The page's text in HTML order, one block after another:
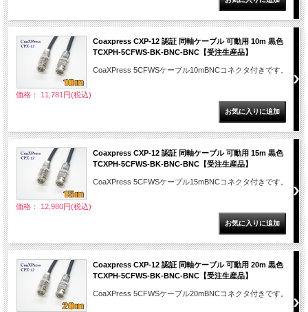
Coaxpress CXP-12 認証 同軸ケーブル 可動用 10m 黒色
TCXPH-5CFWS-BK-BNC-BNC【受注生産品】
CoaXPress 5CFWSケーブル10mBNCコネクタ付きです。
価格： 11,781円(税込)
Coaxpress CXP-12 認証 同軸ケーブル 可動用 15m 黒色
TCXPH-5CFWS-BK-BNC-BNC【受注生産品】
CoaXPress 5CFWSケーブル15mBNCコネクタ付きです。
価格： 12,980円(税込)
Coaxpress CXP-12 認証 同軸ケーブル 可動用 20m 黒色
TCXPH-5CFWS-BK-BNC-BNC【受注生産品】
CoaXPress 5CFWSケーブル20mBNCコネクタ付きです。